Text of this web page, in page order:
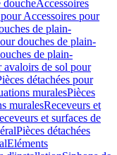
doucheAccessoires
Accessoires pour
de plain-
douches de plain-
de plain-
avaloirs de sol pour
détachées pour
muralesPièces
muralesReceveurs et
et surfaces de
Pièces détachées
Eléments